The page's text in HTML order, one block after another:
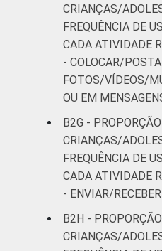
CRIANÇAS/
FREQUÊNCIA DE
CADA ATIVIDADE
- COLOCAR/
FOTOS/VÍDEOS/
OU EM
B2G -
CRIANÇAS/
FREQUÊNCIA DE
CADA ATIVIDADE
- ENVIAR/
B2H -
CRIANÇAS/